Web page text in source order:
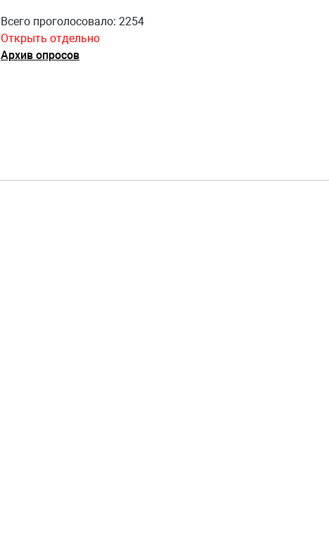
Всего проголосовало: 2254
Открыть отдельно
Архив опросов